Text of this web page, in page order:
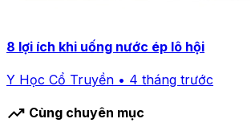
8 lợi ích khi uống nước ép lô hội
Y Học Cổ Truyền • 4 tháng trước
trending_up Cùng chuyên mục